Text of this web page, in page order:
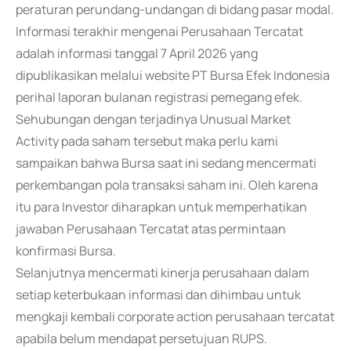
peraturan perundang-undangan di bidang pasar modal.
Informasi terakhir mengenai Perusahaan Tercatat
adalah informasi tanggal 7 April 2026 yang
dipublikasikan melalui website PT Bursa Efek Indonesia
perihal laporan bulanan registrasi pemegang efek.
Sehubungan dengan terjadinya Unusual Market
Activity pada saham tersebut maka perlu kami
sampaikan bahwa Bursa saat ini sedang mencermati
perkembangan pola transaksi saham ini. Oleh karena
itu para Investor diharapkan untuk memperhatikan
jawaban Perusahaan Tercatat atas permintaan
konfirmasi Bursa.
Selanjutnya mencermati kinerja perusahaan dalam
setiap keterbukaan informasi dan dihimbau untuk
mengkaji kembali corporate action perusahaan tercatat
apabila belum mendapat persetujuan RUPS.